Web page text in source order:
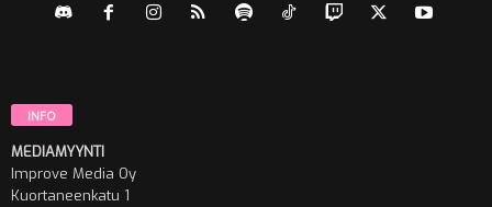
INFO
MEDIAMYYNTI
Improve Media Oy
Kuortaneenkatu 1